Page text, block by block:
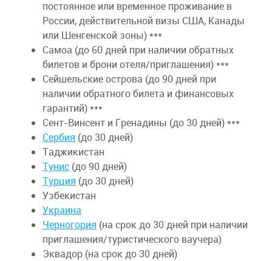
постоянное или временное проживание в
России, действительной визы США, Канады
или Шенгенской зоны) ***
Самоа (до 60 дней при наличии обратных
билетов и брони отеля/приглашения) ***
Сейшельские острова (до 90 дней при
наличии обратного билета и финансовых
гарантий) ***
Сент-Винсент и Гренадины (до 30 дней) ***
Сербия (до 30 дней)
Таджикистан
Тунис (до 90 дней)
Турция (до 30 дней)
Узбекистан
Украина
Черногория (на срок до 30 дней при наличии
приглашения/туристического ваучера)
Эквадор (на срок до 30 дней)